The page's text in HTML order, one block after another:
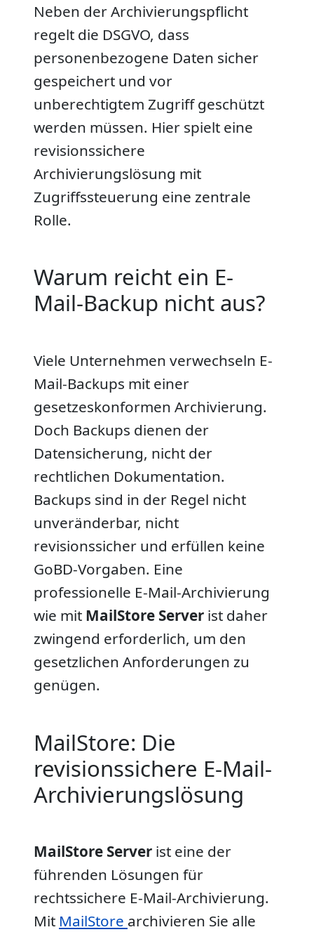
Neben der Archivierungspflicht
regelt die DSGVO, dass
personenbezogene Daten sicher
gespeichert und vor
unberechtigtem Zugriff geschützt
werden müssen. Hier spielt eine
revisionssichere
Archivierungslösung mit
Zugriffssteuerung eine zentrale
Rolle.
Warum reicht ein E-
Mail-Backup nicht aus?
Viele Unternehmen verwechseln E-
Mail-Backups mit einer
gesetzeskonformen Archivierung.
Doch Backups dienen der
Datensicherung, nicht der
rechtlichen Dokumentation.
Backups sind in der Regel nicht
unveränderbar, nicht
revisionssicher und erfüllen keine
GoBD-Vorgaben. Eine
professionelle E-Mail-Archivierung
wie mit MailStore Server ist daher
zwingend erforderlich, um den
gesetzlichen Anforderungen zu
genügen.
MailStore: Die
revisionssichere E-Mail-
Archivierungslösung
MailStore Server ist eine der
führenden Lösungen für
rechtssichere E-Mail-Archivierung.
Mit MailStore archivieren Sie alle